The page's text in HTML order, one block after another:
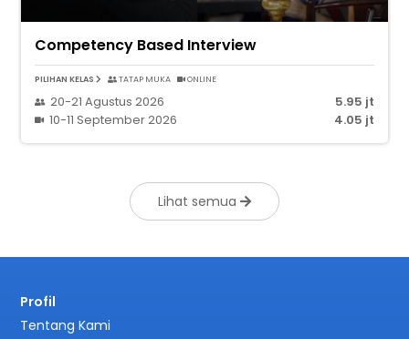
Competency Based Interview
PILIHAN KELAS TATAP MUKA ONLINE
20-21 Agustus 2026
5.95 jt
10-11 September 2026
4.05 jt
Lihat semua
Profil
Tentang Kami